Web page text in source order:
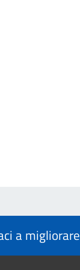
a migliorare